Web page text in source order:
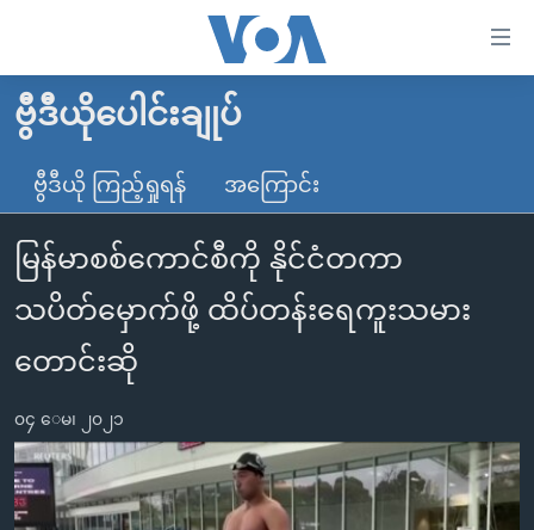
လွယ်ကူ
စေ
သည့်
Link
များ
ပင်မ
အကြောင်းအရာ
ကျော်
ကြည့်
ရန်
ပင်မ
မူလစာမျက်နှာ
မြန်မာ
ကမ္ဘာ့သတင်းများ
နိုင်ငံတကာ
အမေရိကန်
တရုတ်
အစ္စရေး-ပါလက်စတိုင်း
ဗွီဒီယို
သတင်းလွတ်လပ်ခွင့်
ရပ်ဝန်းတခု လမ်းတခု အလွန်
အင်္ဂလိပ်စာလေ့လာမယ်
အမေရိကန်သုံးအီဒီယံ
မကြေးမုံရဲ့ အင်္ဂလိပ်စာ
ရုပ်ရှင်ထဲက အင်္ဂလိပ်စာ
အပတ်စဉ်ကဏ္ဍများ
ရေဒီယို
တီဗွီ
ရေဒီယိုနှင့်ရုပ်သံ အချက်အလက်များ
ရေဒီယို/တီဗွီအစီအစဉ်
ဗွီဒီယိုပေါင်းချုပ်
ဗွီဒီယို ကြည့်ရှုရန် အကြောင်း
မြန်မာစစ်ကောင်စီကို နိုင်ငံတကာ
သပိတ်မှောက်ဖို့ ထိပ်တန်းရေကူးသမား
တောင်းဆို
၀၄ ေမ၊ ၂၀၂၁